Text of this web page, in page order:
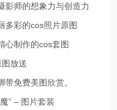
影师的想象力与创造力
多彩的cos照片原图
心制作的cos套图
放送
免费美图欣赏。
” – 图片套装